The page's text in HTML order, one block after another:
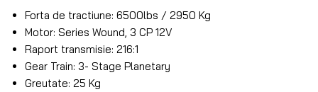
Forta de tractiune: 6500lbs / 2950 Kg
Motor: Series Wound, 3 CP 12V
Raport transmisie: 216:1
Gear Train: 3- Stage Planetary
Greutate: 25 Kg